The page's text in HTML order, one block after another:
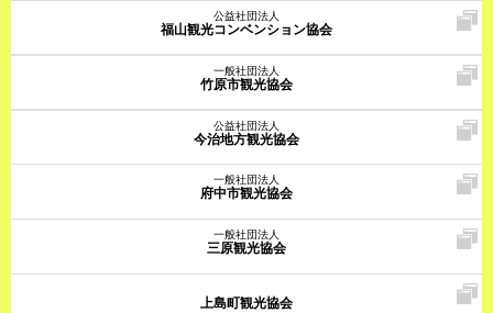
公益社団法人
福山観光コンベンション協会
一般社団法人
竹原市観光協会
公益社団法人
今治地方観光協会
一般社団法人
府中市観光協会
一般社団法人
三原観光協会
上島町観光協会